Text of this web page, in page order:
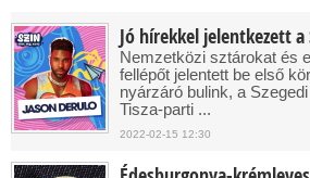
Jó hírekkel jelentkezett a
Nemzetközi sztárokat és
fellépőt jelentett be első
nyárzáró bulink, a
Tisza-parti ...
2022-02-15 12:30